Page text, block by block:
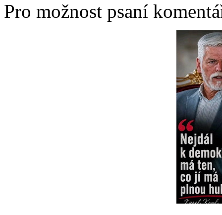
Pro možnost psaní